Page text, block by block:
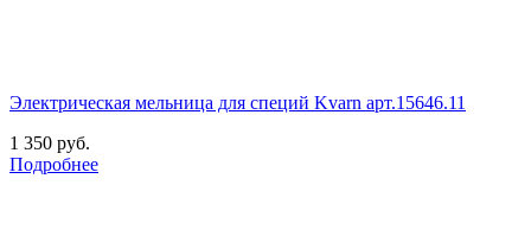
Электрическая мельница для специй Kvarn арт.15646.11
1 350 руб.
Подробнее